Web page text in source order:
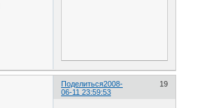
Поделиться 19
2008-
06-11 23:59:53